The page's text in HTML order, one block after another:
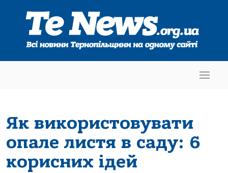
Як використовувати
опале листя в саду: 6
корисних ідей